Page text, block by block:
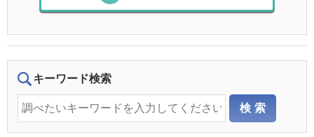
キーワード検索